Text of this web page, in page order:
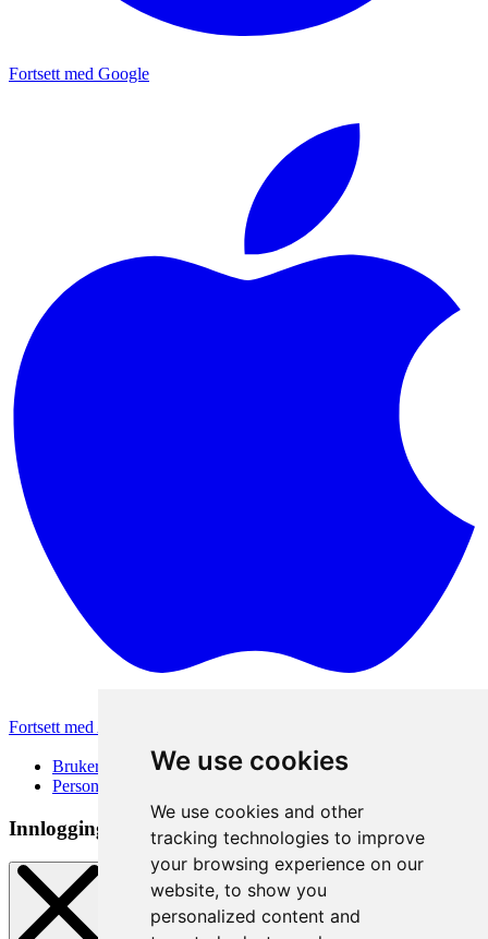
We use cookies
We use cookies and other
tracking technologies to improve
your browsing experience on our
website, to show you
personalized content and
Fortsett med Google
Fortsett med Apple
Brukervilkår
Personvernerklæring
Innloggingsmetode